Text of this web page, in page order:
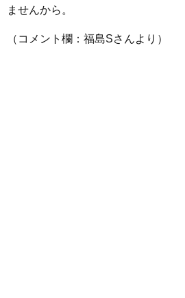
ませんから。
（コメント欄：福島Sさんより）